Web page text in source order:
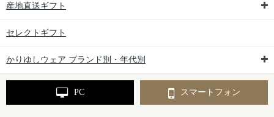
産地直送ギフト
セレクトギフト
かりゆしウェア ブランド別・年代別
PC スマートフォン